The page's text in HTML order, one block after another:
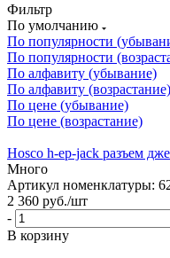
Фильтр
По умолчанию
По популярности
По популярности
По алфавиту (убывание)
По алфавиту (возрастание)
По цене (убывание)
По цене (возрастание)
Hosco h-ep-jack разъем
Много
Артикул номенклатуры:
2 360 руб./шт
-
В корзину